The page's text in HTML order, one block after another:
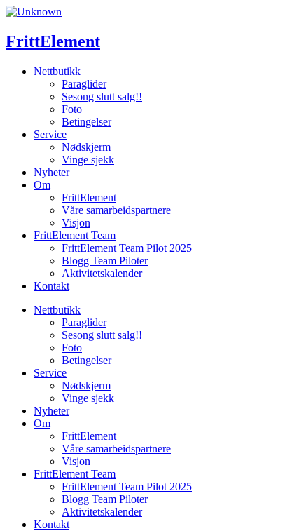
Skip
content
FrittElement
Nettbutikk
Paraglider
Sesong slutt salg!!
Foto
Betingelser
Service
Nødskjerm
Vinge sjekk
Nyheter
Om
FrittElement
Våre samarbeidspartnere
Visjon
FrittElement Team
FrittElement Team Pilot 2025
Blogg Team Piloter
Aktivitetskalender
Kontakt
Nettbutikk
Paraglider
Sesong slutt salg!!
Foto
Betingelser
Service
Nødskjerm
Vinge sjekk
Nyheter
Om
FrittElement
Våre samarbeidspartnere
Visjon
FrittElement Team
FrittElement Team Pilot 2025
Blogg Team Piloter
Aktivitetskalender
Kontakt